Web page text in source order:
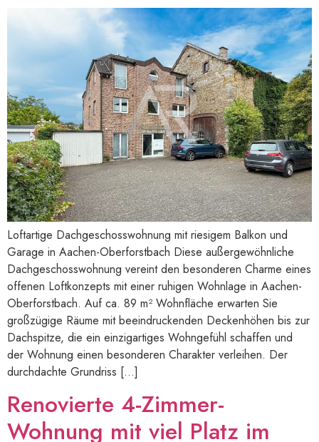
Loftartige Dachgeschosswohnung mit riesigem Balkon und
Garage in Aachen-Oberforstbach Diese außergewöhnliche
Dachgeschosswohnung vereint den besonderen Charme eines
offenen Loftkonzepts mit einer ruhigen Wohnlage in Aachen-
Oberforstbach. Auf ca. 89 m² Wohnfläche erwarten Sie
großzügige Räume mit beeindruckenden Deckenhöhen bis zur
Dachspitze, die ein einzigartiges Wohngefühl schaffen und
der Wohnung einen besonderen Charakter verleihen. Der
durchdachte Grundriss […]
Renovierte 4-Zimmer-
Wohnung mit viel Platz im